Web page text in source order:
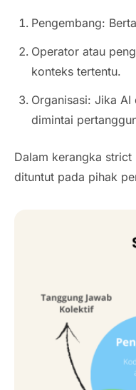
Pengembang:
Operator atau
konteks tertentu.
Organisasi: Jika
dimintai
Dalam kerangka strict
dituntut pada pihak